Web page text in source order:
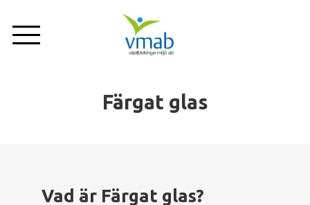
huvudinnehåll
Färgat glas
Vad är Färgat glas?